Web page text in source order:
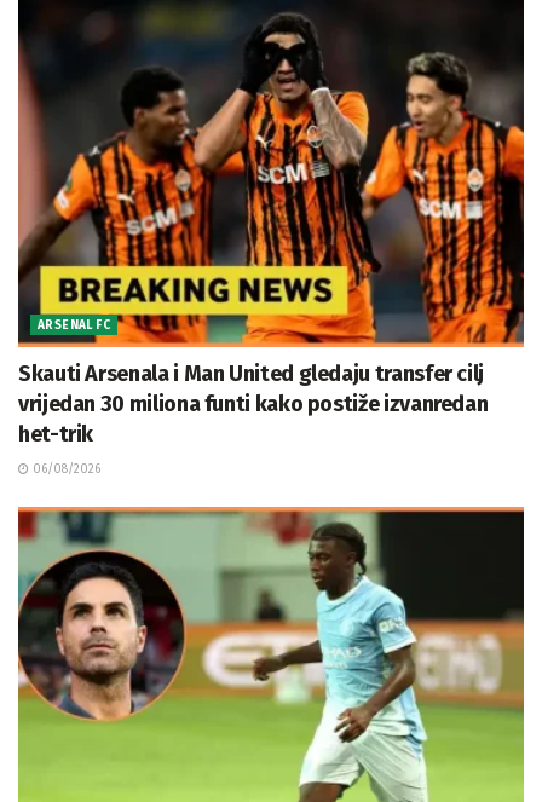
ARSENAL FC
Skauti Arsenala i Man United gledaju transfer cilj
vrijedan 30 miliona funti kako postiže izvanredan
het-trik
06/08/2026